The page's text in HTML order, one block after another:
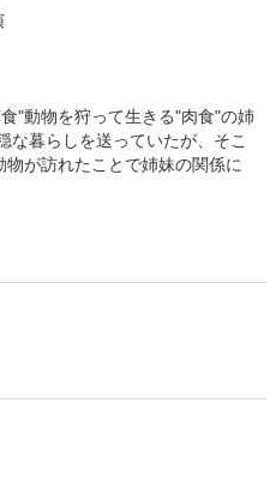
"動物を狩って生きる"肉食"の姉
な暮らしを送っていたが、そこ
が訪れたことで姉妹の関係に